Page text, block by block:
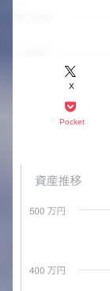
X
Pocket